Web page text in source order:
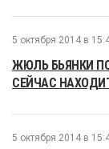
5 октября 2014 в
ЖЮЛЬ БЬЯНКИ
СЕЙЧАС
5 октября 2014 в